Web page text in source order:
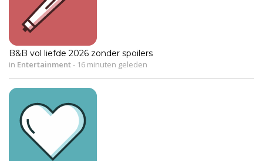
B&B vol liefde 2026 zonder spoilers
in Entertainment- 16 minuten geleden